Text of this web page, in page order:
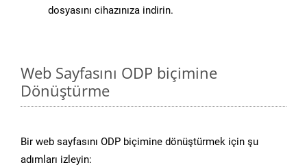
dosyasını cihazınıza indirin.
Web Sayfasını ODP biçimine
Dönüştürme
Bir web sayfasını ODP biçimine dönüştürmek için şu
adımları izleyin: